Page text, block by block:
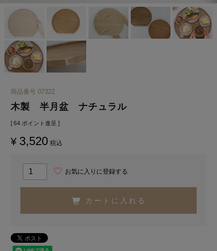
商品番号 07322
木製 半月盆 ナチュラル
[ 64 ポイント進呈 ]
¥ 3,520 税込
お気に入りに登録する
カートに入れる